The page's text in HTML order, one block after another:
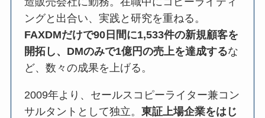
ングと出合い、実践と研究を重ねる。
FAXDMだけで90日間に1,533件の新規顧客を
開拓し、DMのみで1億円の売上を達成するな
ど、数々の成果を上げる。
2009年より、セールスコピーライター兼コン
サルタントとして独立。東証上場企業をはじ